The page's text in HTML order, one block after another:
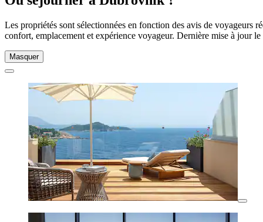
Les propriétés sont sélectionnées en fonction des avis de
confort, emplacement et expérience voyageur. Dernière mise à jour le
Masquer